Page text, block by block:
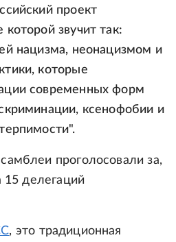
проект
звучит так:
нацизма, неонацизмом и
которые
современных форм
ксенофобии и
проголосовали за,
15 делегаций
, это традиционная